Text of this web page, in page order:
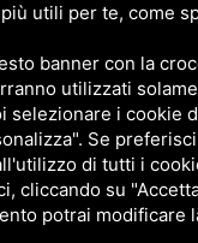
IMPRESE DI FERRARA AL N. /
MEDIATORI DELLA CAMERA DI
/ CIN: IT038006B4PBBQZIVL
utili per te, come
banner con la
utilizzati
selezionare i cookie
Se
di tutti i
cliccando su
potrai modificare